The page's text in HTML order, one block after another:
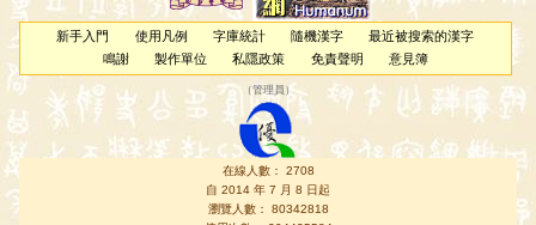
新手入門 使用凡例 字庫統計 隨機漢字
最近被搜索的漢字
鳴謝
製作單位 私隱政策 免責聲明 意見簿
（管理員 ）
在線人數： 2708
自 2014 年 7 月 8 日起
瀏覽人數： 80342818